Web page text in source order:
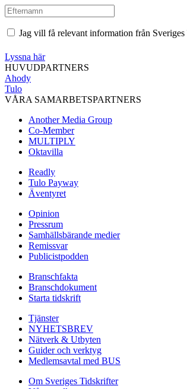
Jag vill få relevant information från
Lyssna här
HUVUDPARTNERS
Ahody
Tulo
VÅRA SAMARBETSPARTNERS
Another Media Group
Co-Member
MULTIPLY
Oktavilla
Readly
Tulo Payway
Äventyret
Opinion
Pressrum
Samhällsbärande medier
Remissvar
Publicistpodden
Branschfakta
Branschdokument
Starta tidskrift
Tjänster
NYHETSBREV
Nätverk & Utbyten
Guider och verktyg
Medlemsavtal med BUS
Om Sveriges Tidskrifter